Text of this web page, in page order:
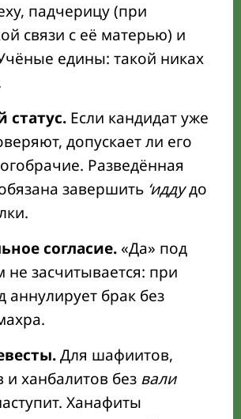
падчерицу (при
связи с её матерью) и
едины: такой никах
Если кандидат уже
допускает ли его
Разведённая
завершить ‘иддудо
согласие. «Да» под
не засчитывается: при
аннулирует брак без
Для шафиитов,
и ханбалитов без вали
Ханафиты